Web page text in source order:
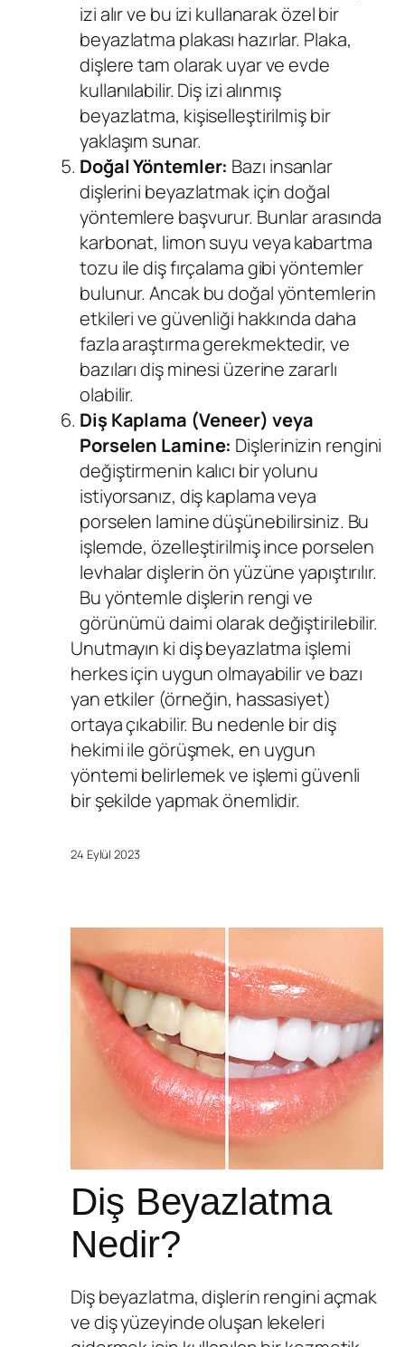
izi alır ve bu izi kullanarak özel bir
beyazlatma plakası hazırlar. Plaka,
dişlere tam olarak uyar ve evde
kullanılabilir. Diş izi alınmış
beyazlatma, kişiselleştirilmiş bir
yaklaşım sunar.
Doğal Yöntemler: Bazı insanlar
dişlerini beyazlatmak için doğal
yöntemlere başvurur. Bunlar arasında
karbonat, limon suyu veya kabartma
tozu ile diş fırçalama gibi yöntemler
bulunur. Ancak bu doğal yöntemlerin
etkileri ve güvenliği hakkında daha
fazla araştırma gerekmektedir, ve
bazıları diş minesi üzerine zararlı
olabilir.
Diş Kaplama (Veneer) veya
Porselen Lamine: Dişlerinizin rengini
değiştirmenin kalıcı bir yolunu
istiyorsanız, diş kaplama veya
porselen lamine düşünebilirsiniz. Bu
işlemde, özelleştirilmiş ince porselen
levhalar dişlerin ön yüzüne yapıştırılır.
Bu yöntemle dişlerin rengi ve
görünümü daimi olarak değiştirilebilir.
Unutmayın ki diş beyazlatma işlemi
herkes için uygun olmayabilir ve bazı
yan etkiler (örneğin, hassasiyet)
ortaya çıkabilir. Bu nedenle birdiş
hekimiile görüşmek, en uygun
yöntemi belirlemek ve işlemi güvenli
bir şekilde yapmak önemlidir.
24 Eylül 2023
Diş Beyazlatma
Nedir?
Diş beyazlatma, dişlerin rengini açmak
ve diş yüzeyinde oluşan lekeleri